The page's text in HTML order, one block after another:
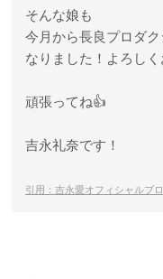
そんな娘も
今月から長良プロダ
なりました！よろし
頑張ってね👍
吉永礼奈です！
引用：吉永愛オフィシャルブ